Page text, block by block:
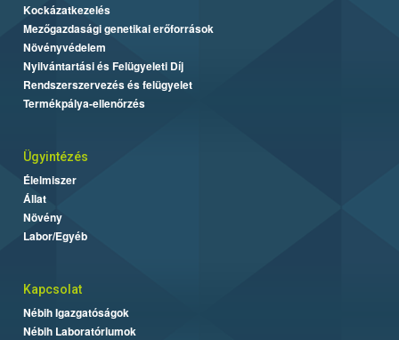
Kockázatkezelés
Mezőgazdasági genetikai erőforrások
Növényvédelem
Nyilvántartási és Felügyeleti Díj
Rendszerszervezés és felügyelet
Termékpálya-ellenőrzés
Ügyintézés
Élelmiszer
Állat
Növény
Labor/Egyéb
Kapcsolat
Nébih Igazgatóságok
Nébih Laboratóriumok